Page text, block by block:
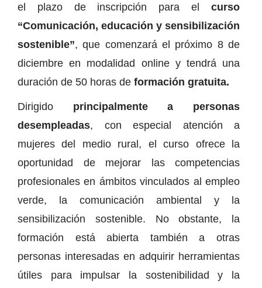
el plazo de inscripción para el curso
“Comunicación, educación y sensibilización
sostenible”, que comenzará el próximo 8 de
diciembre en modalidad online y tendrá una
duración de 50 horas de formación gratuita.
Dirigido principalmente a personas
desempleadas, con especial atención a
mujeres del medio rural, el curso ofrece la
oportunidad de mejorar las competencias
profesionales en ámbitos vinculados al empleo
verde, la comunicación ambiental y la
sensibilización sostenible. No obstante, la
formación está abierta también a otras
personas interesadas en adquirir herramientas
útiles para impulsar la sostenibilidad y la